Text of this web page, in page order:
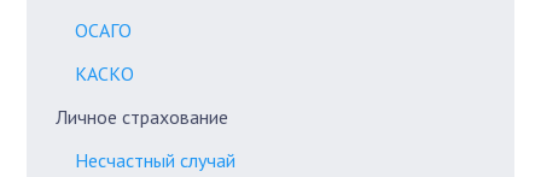
ОСАГО
КАСКО
Личное страхование
Несчастный случай